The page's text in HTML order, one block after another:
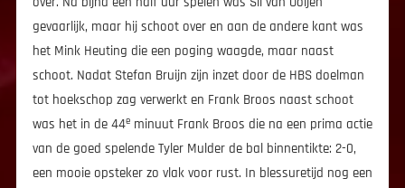
gevaarlijk, maar hij schoot over en aan de andere kant was
het Mink Heuting die een poging waagde, maar naast
schoot. Nadat Stefan Bruijn zijn inzet door de HBS doelman
tot hoekschop zag verwerkt en Frank Broos naast schoot
was het in de 44e minuut Frank Broos die na een prima actie
van de goed spelende Tyler Mulder de bal binnentikte: 2-0,
een mooie opsteker zo vlak voor rust. In blessuretijd nog een